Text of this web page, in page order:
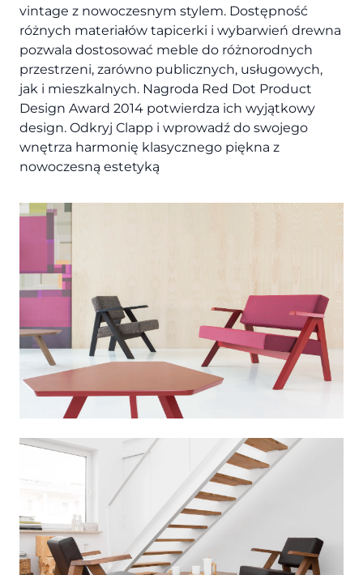
vintage z nowoczesnym stylem. Dostępność
różnych materiałów tapicerki i wybarwień drewna
pozwala dostosować meble do różnorodnych
przestrzeni, zarówno publicznych, usługowych,
jak i mieszkalnych. Nagroda Red Dot Product
Design Award 2014 potwierdza ich wyjątkowy
design. Odkryj Clapp i wprowadź do swojego
wnętrza harmonię klasycznego piękna z
nowoczesną estetyką